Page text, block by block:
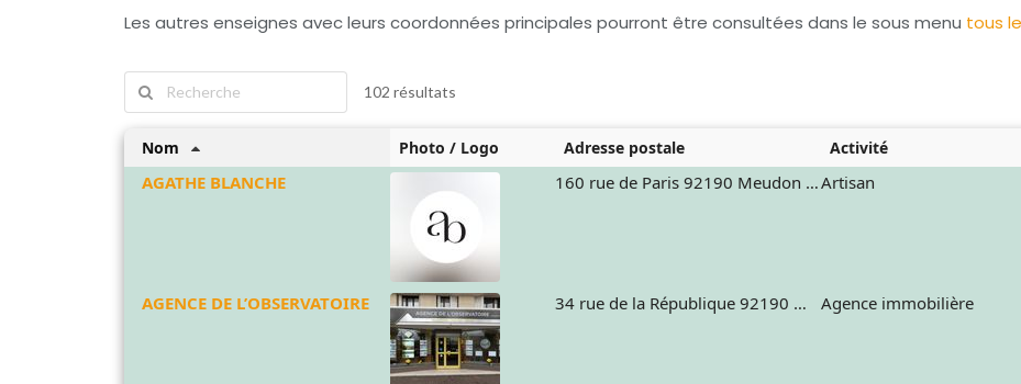
Les autres enseignes avec leurs coordonnées principales pourront être consultées dans le sous menu tous
102 résultats
Nom Photo / Logo Adresse postale Activité
AGATHE BLANCHE 160 rue de Paris 92190 Meudon FranceArtisan
AGENCE DE L’OBSERVATOIRE 34 rue de la République 92190 MEUDON Agence immobilière